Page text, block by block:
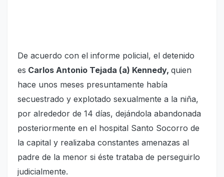
De acuerdo con el informe policial, el detenido
es Carlos Antonio Tejada (a) Kennedy, quien
hace unos meses presuntamente había
secuestrado y explotado sexualmente a la niña,
por alrededor de 14 días, dejándola abandonada
posteriormente en el hospital Santo Socorro de
la capital y realizaba constantes amenazas al
padre de la menor si éste trataba de perseguirlo
judicialmente.